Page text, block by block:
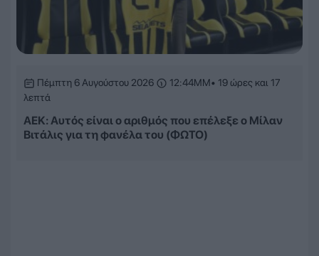
Πέμπτη 6 Αυγούστου 2026 12:44ΜΜ• 19 ώρες και 17
λεπτά
ΑΕΚ: Αυτός είναι ο αριθμός που επέλεξε ο Μίλαν
Βιτάλις για τη φανέλα του (ΦΩΤΟ)